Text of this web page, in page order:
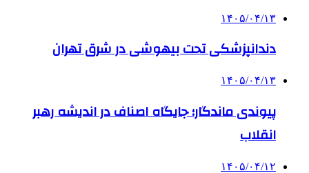
۱۴۰۵/۰۴/۱۳
دندانپزشکی تحت بیهوشی در شرق تهران
۱۴۰۵/۰۴/۱۳
پیوندی ماندگار؛ جایگاه اصناف در اندیشه رهبر
انقلاب
۱۴۰۵/۰۴/۱۲